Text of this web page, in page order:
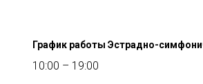
График работы Эстрадно-
10:00 – 19:00